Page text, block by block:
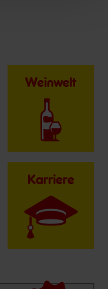
Weinwelt
Karriere